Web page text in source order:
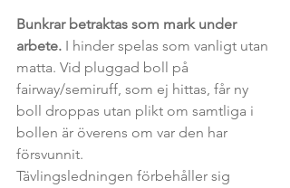
Bunkrar betraktas som mark under
arbete. I hinder spelas som vanligt utan
matta. Vid pluggad boll på
fairway/semiruff, som ej hittas, får ny
boll droppas utan plikt om samtliga i
bollen är överens om var den har
försvunnit.
Tävlingsledningen förbehåller sig